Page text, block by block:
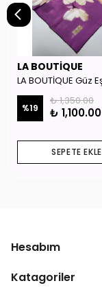
LA BOUTİQUE
%19
₺ 1,350.00
₺ 1,100.00
SEPETE EKLE
Hesabım
Katagoriler